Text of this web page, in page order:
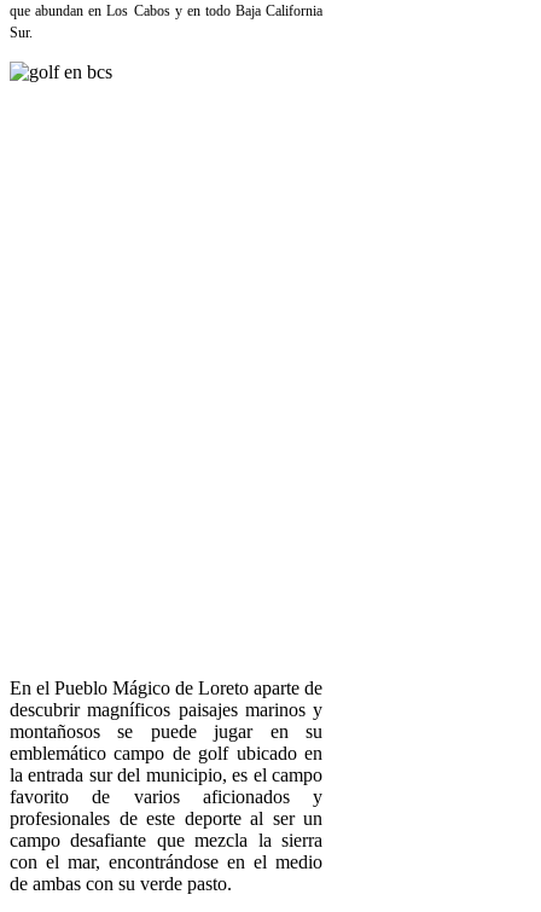
que abundan en Los Cabos y en todo Baja California
Sur.
En el Pueblo Mágico de Loreto aparte de
descubrir magníficos paisajes marinos y
montañosos se puede jugar en su
emblemático campo de golf ubicado en
la entrada sur del municipio, es el campo
favorito de varios aficionados y
profesionales de este deporte al ser un
campo desafiante que mezcla la sierra
con el mar, encontrándose en el medio
de ambas con su verde pasto.